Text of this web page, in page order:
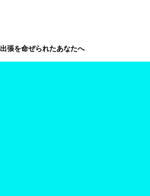
張を命ぜられたあなたへ